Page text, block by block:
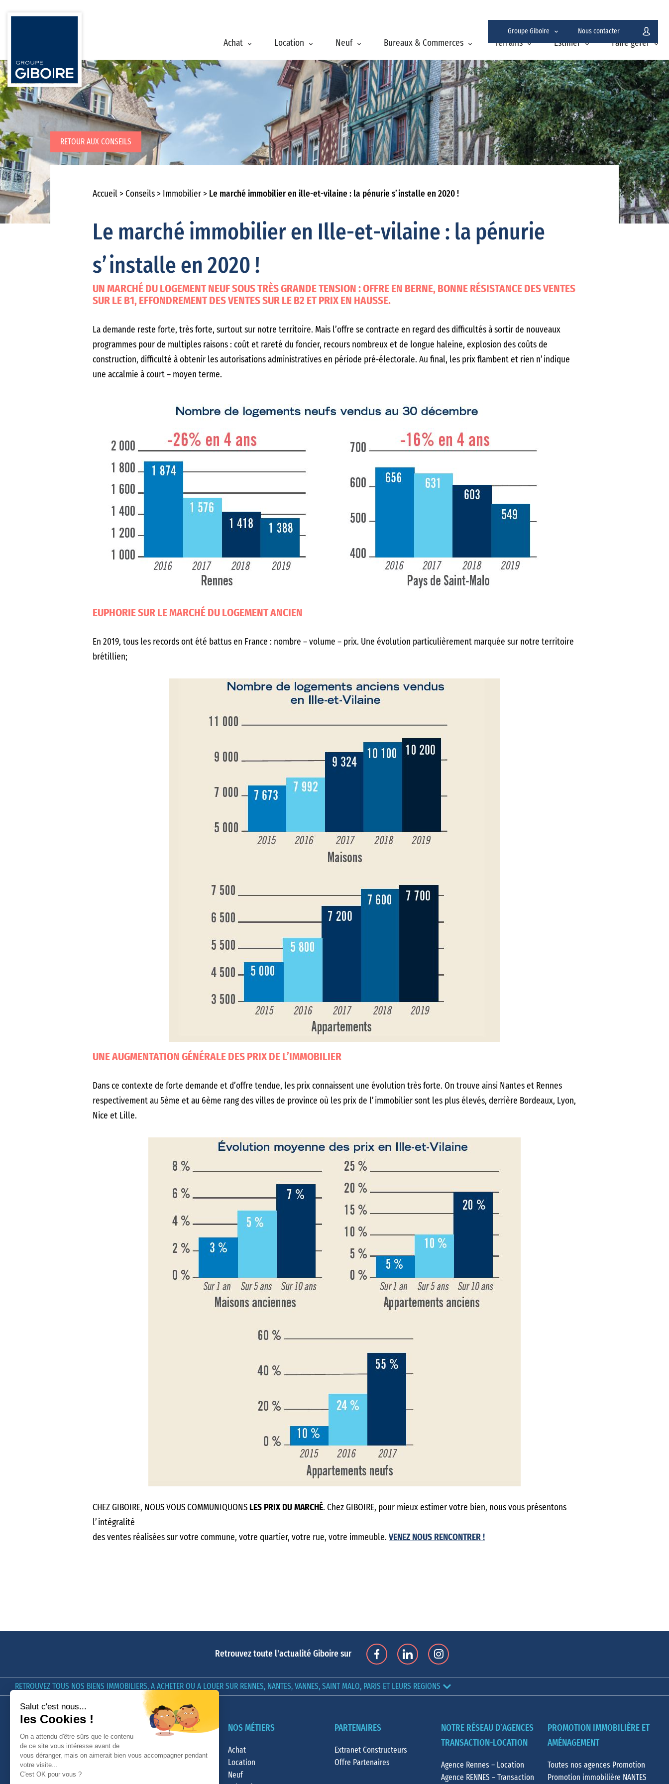
Achat Location Neuf Bureaux & Commerces Terrains Estimer Faire gérer
Groupe Giboire Nous contacter
RETOUR AUX CONSEILS
Accueil Conseils Immobilier Le marché immobilier en ille-et-vilaine : la pénurie s’installe en 2020 !
Le marché immobilier en Ille-et-vilaine : la pénurie
s’installe en 2020 !
UN MARCHÉ DU LOGEMENT NEUF SOUS TRÈS GRANDE TENSION : OFFRE EN BERNE, BONNE RÉSISTANCE DES VENTES
SUR LE B1, EFFONDREMENT DES VENTES SUR LE B2 ET PRIX EN HAUSSE.
La demande reste forte, très forte, surtout sur notre territoire. Mais l’offre se contracte en regard des difficultés à sortir de nouveaux
programmes pour de multiples raisons : coût et rareté du foncier, recours nombreux et de longue haleine, explosion des coûts de
construction, difficulté à obtenir les autorisations administratives en période pré-électorale. Au final, les prix flambent et rien n’indique
une accalmie à court – moyen terme.
EUPHORIE SUR LE MARCHÉ DU LOGEMENT ANCIEN
En 2019, tous les records ont été battus en France : nombre – volume – prix. Une évolution particulièrement marquée sur notre territoire
brétillien;
UNE AUGMENTATION GÉNÉRALE DES PRIX DE L’IMMOBILIER
Dans ce contexte de forte demande et d’offre tendue, les prix connaissent une évolution très forte. On trouve ainsi Nantes et Rennes
respectivement au 5ème et au 6ème rang des villes de province où les prix de l’immobilier sont les plus élevés, derrière Bordeaux, Lyon,
Nice et Lille.
CHEZ GIBOIRE, NOUS VOUS COMMUNIQUONS LES PRIX DU MARCHÉ. Chez GIBOIRE, pour mieux estimer votre bien, nous vous présentons
l’intégralité
des ventes réalisées sur votre commune, votre quartier, votre rue, votre immeuble. VENEZ NOUS RENCONTRER !
Retrouvez toute l'actualité Giboire sur
RETROUVEZ TOUS NOS BIENS IMMOBILIERS, A ACHETER OU A LOUER SUR RENNES, NANTES, VANNES, SAINT MALO, PARIS ET LEURS REGIONS
Nos offres d'emploi
Qui sommes-nous ?
Nous contacter
GIBOIRE & VOUS
Groupe Giboire
NOS MÉTIERS
Achat
Location
Neuf
PARTENAIRES
Extranet Constructeurs
Offre Partenaires
NOTRE RÉSEAU D’AGENCES
TRANSACTION-LOCATION
Agence Rennes – Location
Agence RENNES – Transaction
PROMOTION IMMOBILIÈRE ET
AMÉNAGEMENT
Toutes nos agences Promotion
Promotion immobilière NANTES